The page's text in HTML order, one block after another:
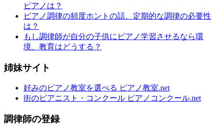
ピアノは？
ピアノ調律の頻度ホントの話、定期的な調律の必要性
は？
もし調律師が自分の子供にピアノ学習させるなら環
境、教育はどうする？
姉妹サイト
好みのピアノ教室を選べる ピアノ教室.net
街のピアニスト・コンクール ピアノコンクール.net
調律師の登録